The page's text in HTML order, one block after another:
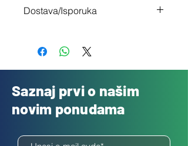
nisi zadovoljan
Dostava/Isporuka
Saznaj prvi o našim
novim ponudama